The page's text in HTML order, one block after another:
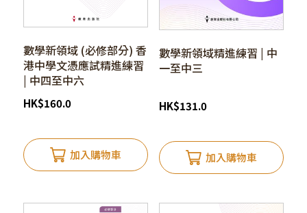
數學新領域 (必修部分) 香
港中學文憑應試精進練習
| 中四至中六
HK$160.0
加入購物車
數學新領域精進練習 | 中
一至中三
HK$131.0
加入購物車